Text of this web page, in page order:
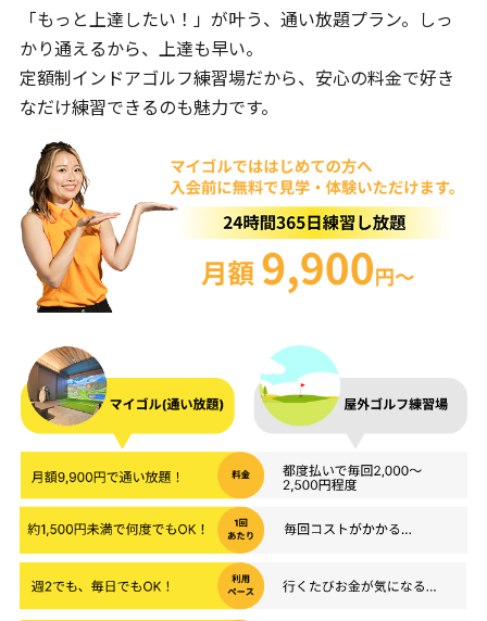
「もっと上達したい！」が叶う、通い放題プラン。しっ
かり通えるから、上達も早い。
定額制インドアゴルフ練習場だから、安心の料金で好き
なだけ練習できるのも魅力です。